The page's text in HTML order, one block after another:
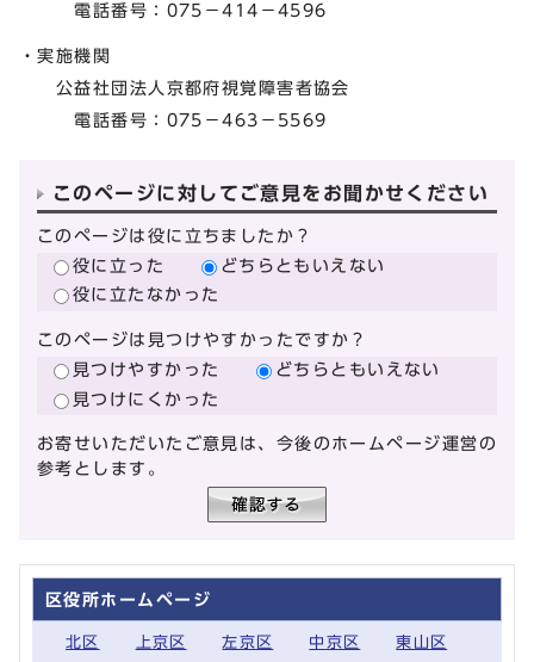
電話番号：075－414－4596
・実施機関
公益社団法人京都府視覚障害者協会
電話番号：075－463－5569
このページに対してご意見をお聞かせください
このページは役に立ちましたか？
役に立った
どちらともいえない
役に立たなかった
このページは見つけやすかったですか？
見つけやすかった
どちらともいえない
見つけにくかった
お寄せいただいたご意見は、今後のホームページ運営の
参考とします。
区役所ホームページ
北区 上京区 左京区 中京区 東山区